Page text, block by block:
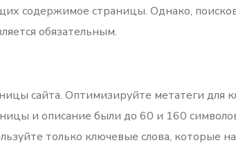
содержимое страницы. Однако,
обязательным.
сайта. Оптимизируйте метатеги
и описание были до 60 и 160
только ключевые слова, которые